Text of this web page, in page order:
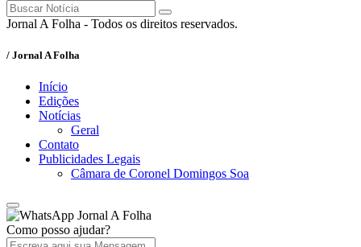
Jornal A Folha - Todos os direitos reservados.
/ Jornal A Folha
Início
Edições
Notícias
Geral
Contato
Publicidades Legais
Câmara de Coronel Domingos Soa
Jornal A Folha
Como posso ajudar?